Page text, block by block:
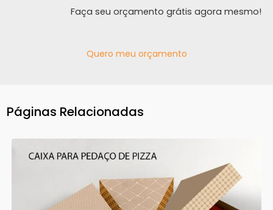
Faça seu orçamento grátis agora mesmo!
Quero meu orçamento
Páginas Relacionadas